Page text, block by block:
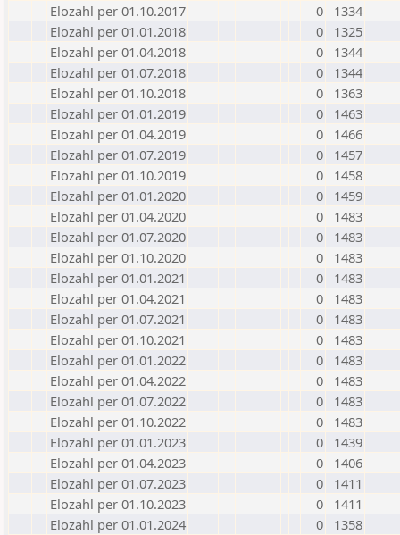
Elozahl per 01.10.2017
0
1334
Elozahl per 01.01.2018
0
1325
Elozahl per 01.04.2018
0
1344
Elozahl per 01.07.2018
0
1344
Elozahl per 01.10.2018
0
1363
Elozahl per 01.01.2019
0
1463
Elozahl per 01.04.2019
0
1466
Elozahl per 01.07.2019
0
1457
Elozahl per 01.10.2019
0
1458
Elozahl per 01.01.2020
0
1459
Elozahl per 01.04.2020
0
1483
Elozahl per 01.07.2020
0
1483
Elozahl per 01.10.2020
0
1483
Elozahl per 01.01.2021
0
1483
Elozahl per 01.04.2021
0
1483
Elozahl per 01.07.2021
0
1483
Elozahl per 01.10.2021
0
1483
Elozahl per 01.01.2022
0
1483
Elozahl per 01.04.2022
0
1483
Elozahl per 01.07.2022
0
1483
Elozahl per 01.10.2022
0
1483
Elozahl per 01.01.2023
0
1439
Elozahl per 01.04.2023
0
1406
Elozahl per 01.07.2023
0
1411
Elozahl per 01.10.2023
0
1411
Elozahl per 01.01.2024
0
1358